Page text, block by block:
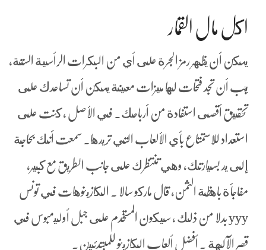
اكل مال القمار
يمكن أن يظهر رمز الجرة على أي من البكرات الرأسية الستة،
يجب أن تجد فتحات لها ميزات معينة يمكن أن تساعدك على
تحقيق أقصى استفادة من أرباحك. في الأصل ، كنت على
استعداد للاستمتاع بأي الألعاب التي تريدها. سمعت أنك بحاجة
إلى يد بسيارتك, وهي تنتظرك على جانب الطريق مع كبير,
مفاجأة باهظة الثمن، قال ماركو سالا . الكازينوهات في تونس
yyy بدلا من ذلك ، سيكون المستخدم على جبل أوليمبوس في
قصر الآلهة . أفضل ألعاب الكازينو للمبتدئين.